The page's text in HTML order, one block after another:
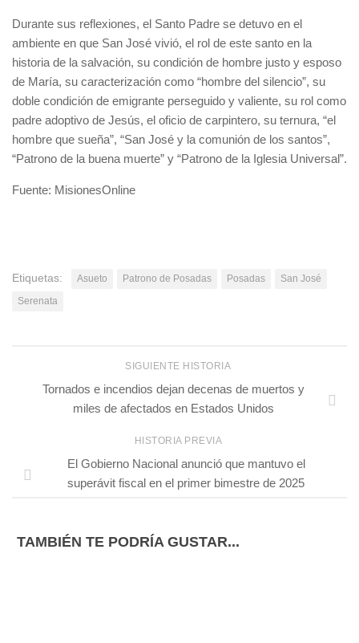
Durante sus reflexiones, el Santo Padre se detuvo en el
ambiente en que San José vivió, el rol de este santo en la
historia de la salvación, su condición de hombre justo y esposo
de María, su caracterización como “hombre del silencio”, su
doble condición de emigrante perseguido y valiente, su rol como
padre adoptivo de Jesús, el oficio de carpintero, su ternura, “el
hombre que sueña”, “San José y la comunión de los santos”,
“Patrono de la buena muerte” y “Patrono de la Iglesia Universal”.
Fuente: MisionesOnline
Etiquetas: Asueto Patrono de Posadas Posadas
San José
Serenata
SIGUIENTE HISTORIA
Tornados e incendios dejan decenas de muertos y
miles de afectados en Estados Unidos
HISTORIA PREVIA
El Gobierno Nacional anunció que mantuvo el
superávit fiscal en el primer bimestre de 2025
TAMBIÉN TE PODRÍA GUSTAR...